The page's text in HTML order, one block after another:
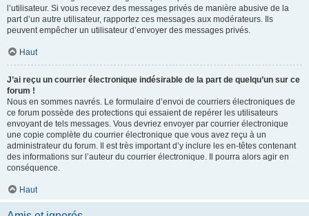
l’utilisateur. Si vous recevez des messages privés de manière abusive de la
part d’un autre utilisateur, rapportez ces messages aux modérateurs. Ils
peuvent empêcher un utilisateur d’envoyer des messages privés.
Haut
J’ai reçu un courrier électronique indésirable de la part de quelqu’un sur ce
forum !
Nous en sommes navrés. Le formulaire d’envoi de courriers électroniques de
ce forum possède des protections qui essaient de repérer les utilisateurs
envoyant de tels messages. Vous devriez envoyer par courrier électronique
une copie complète du courrier électronique que vous avez reçu à un
administrateur du forum. Il est très important d’y inclure les en-têtes contenant
des informations sur l’auteur du courrier électronique. Il pourra alors agir en
conséquence.
Haut